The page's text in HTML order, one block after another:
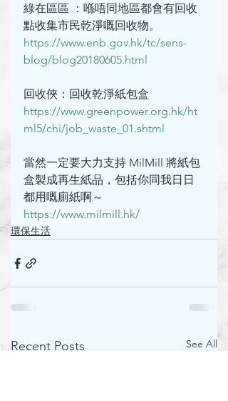
綠在區區 ：喺唔同地區都會有回收
點收集市民乾淨嘅回收物。
https://www.enb.gov.hk/tc/sens-
blog/blog20180605.html
回收俠：回收乾淨紙包盒
https://www.greenpower.org.hk/ht
ml5/chi/job_waste_01.shtml
當然一定要大力支持 MilMill 將紙包
盒製成再生紙品，包括你同我日日
都用嘅廁紙啊～
https://www.milmill.hk/
環保生活
Recent Posts See All